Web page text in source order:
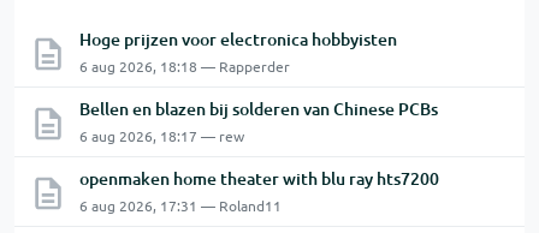
Hoge prijzen voor electronica hobbyisten
6 aug 2026, 18:18 — Rapperder
Bellen en blazen bij solderen van Chinese PCBs
6 aug 2026, 18:17 — rew
openmaken home theater with blu ray hts7200
6 aug 2026, 17:31 — Roland11